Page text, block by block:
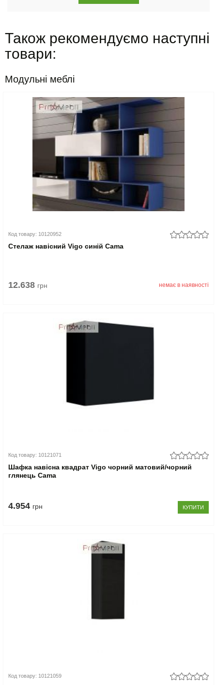
Також рекомендуємо наступні
товари:
Модульні меблі
Код товару: 10120952
Стелаж навісний Vigo синій Cama
12.638 грн немає в наявності
Код товару: 10121071
Шафка навісна квадрат Vigo чорний матовий/чорний
глянець Cama
4.954 грн КУПИТИ
Код товару: 10121059